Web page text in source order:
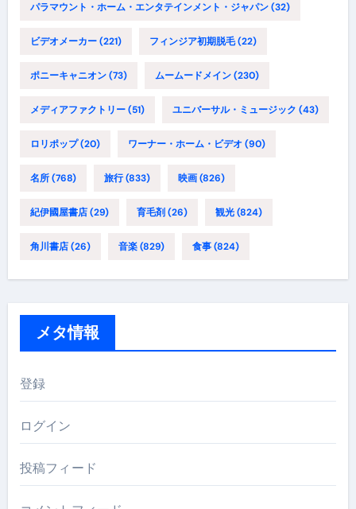
パラマウント・ホーム・エンタテインメント・ジャパン(32)
ビデオメーカー(221) フィンジア初期脱毛(22)
ポニーキャニオン(73) ムームードメイン(230)
メディアファクトリー(51) ユニバーサル・ミュージック (43)
ロリポップ(20) ワーナー・ホーム・ビデオ (90)
名所(768) 旅行(833) 映画(826)
紀伊國屋書店(29) 育毛剤(26) 観光(824)
角川書店(26) 音楽(829) 食事(824)
メタ情報
登録
ログイン
投稿フィード